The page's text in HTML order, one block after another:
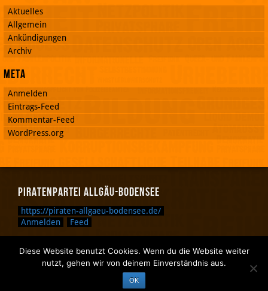
Aktuelles
Allgemein
Ankündigungen
Archiv
Meta
Anmelden
Eintrags-Feed
Kommentar-Feed
WordPress.org
Piratenpartei Allgäu-Bodensee
https://piraten-allgaeu-bodensee.de/
Anmelden
Feed
Zurück nach oben.
Zurück zum Anfang des Textes.
Zurück zur Sucheingabe.
Diese Website benutzt Cookies. Wenn du die Website weiter
nutzt, gehen wir von deinem Einverständnis aus.
OK